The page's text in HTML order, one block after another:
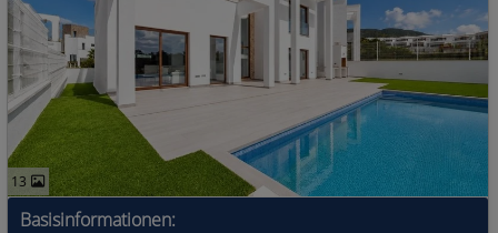
13
Basisinformationen: